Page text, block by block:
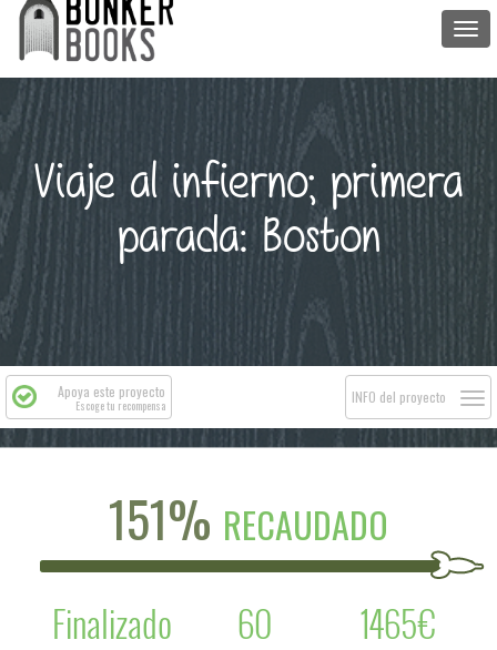
Viaje al infierno; primera
parada: Boston
Apoya este proyecto
Escoge tu recompensa INFO del proyecto
151% RECAUDADO
Finalizado
60 1465€